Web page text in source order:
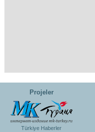
Projeler
Türkiye Haberler